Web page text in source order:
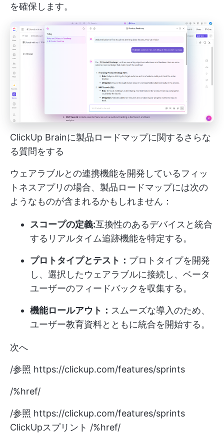
を確保します。
ClickUp Brainに製品ロードマップに関するさらな
る質問をする
ウェアラブルとの連携機能を開発しているフィッ
トネスアプリの場合、製品ロードマップには次の
ようなものが含まれるかもしれません：
スコープの定義:互換性のあるデバイスと統合
するリアルタイム追跡機能を特定する。
プロトタイプとテスト： プロトタイプを開発
し、選択したウェアラブルに接続し、ベータ
ユーザーのフィードバックを収集する。
機能ロールアウト： スムーズな導入のため、
ユーザー教育資料とともに統合を開始する。
次へ
/参照 https://clickup.com/features/sprints
/%href/
/参照 https://clickup.com/features/sprints
ClickUpスプリント /%href/